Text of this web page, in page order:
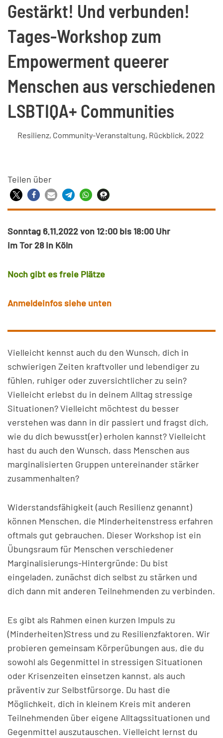
Gestärkt! Und verbunden!
Tages-Workshop zum
Empowerment queerer
Menschen aus verschiedenen
LSBTIQA+ Communities
Resilienz, Community-Veranstaltung, Rückblick, 2022
Teilen über
Sonntag 6.11.2022 von 12:00 bis 18:00 Uhr
im Tor 28 in Köln
Noch gibt es freie Plätze
Anmeldeinfos siehe unten
Vielleicht kennst auch du den Wunsch, dich in
schwierigen Zeiten kraftvoller und lebendiger zu
fühlen, ruhiger oder zuversichtlicher zu sein?
Vielleicht erlebst du in deinem Alltag stressige
Situationen? Vielleicht möchtest du besser
verstehen was dann in dir passiert und fragst dich,
wie du dich bewusst(er) erholen kannst? Vielleicht
hast du auch den Wunsch, dass Menschen aus
marginalisierten Gruppen untereinander stärker
zusammenhalten?
Widerstandsfähigkeit (auch Resilienz genannt)
können Menschen, die Minderheitenstress erfahren
oftmals gut gebrauchen. Dieser Workshop ist ein
Übungsraum für Menschen verschiedener
Marginalisierungs-Hintergründe: Du bist
eingeladen, zunächst dich selbst zu stärken und
dich dann mit anderen Teilnehmenden zu verbinden.
Es gibt als Rahmen einen kurzen Impuls zu
(Minderheiten)Stress und zu Resilienzfaktoren. Wir
probieren gemeinsam Körperübungen aus, die du
sowohl als Gegenmittel in stressigen Situationen
oder Krisenzeiten einsetzen kannst, als auch
präventiv zur Selbstfürsorge. Du hast die
Möglichkeit, dich in kleinem Kreis mit anderen
Teilnehmenden über eigene Alltagssituationen und
Gegenmittel auszutauschen. Vielleicht lernst du